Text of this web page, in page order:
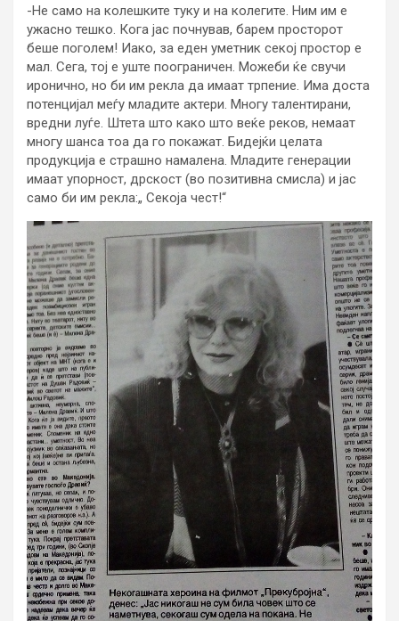
-Не само на колешките туку и на колегите. Ним им е
ужасно тешко. Кога јас почнував, барем просторот
беше поголем! Иако, за еден уметник секој простор е
мал. Сега, тој е уште поограничен. Можеби ќе свучи
иронично, но би им рекла да имаат трпение. Има доста
потенцијал меѓу младите актери. Многу талентирани,
вредни луѓе. Штета што како што веќе реков, немаат
многу шанса тоа да го покажат. Бидејќи целата
продукција е страшно намалена. Младите генерации
имаат упорност, дрскост (во позитивна смисла) и јас
само би им рекла:„ Секоја чест!“